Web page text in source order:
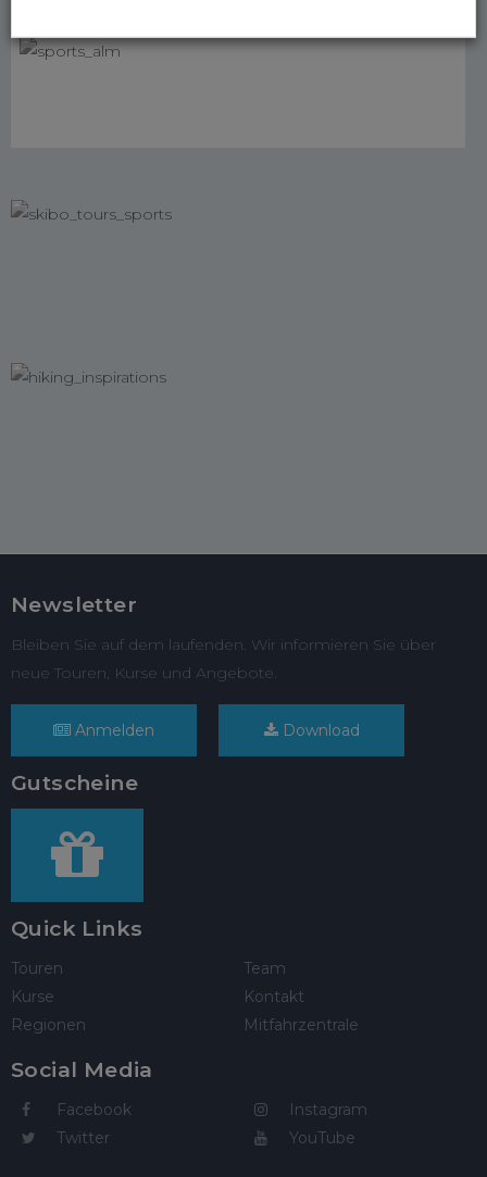
Newsletter
Bleiben Sie auf dem laufenden. Wir informieren Sie über
neue Touren, Kurse und Angebote.
Anmelden Download
Gutscheine
Quick Links
Touren
Kurse
Regionen
Team
Kontakt
Mitfahrzentrale
Social Media
Facebook
Twitter
Instagram
YouTube